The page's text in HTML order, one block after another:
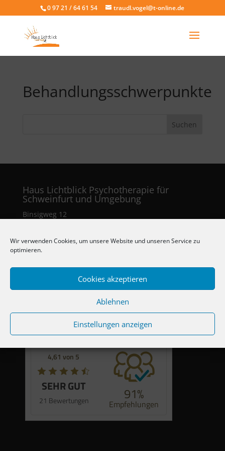
Wir verwenden Cookies, um unsere Website und unseren Service zu
optimieren.
Cookies akzeptieren
Ablehnen
Einstellungen anzeigen
0 97 21 / 64 61 54 traudl.vogel@t-online.de
Behandlungsschwerpunkte
Haus Lichtblick Psychotherapie für
Schweinfurt und Umgebung
Binsigweg 12
Telefon:
0 97 21 / 64 61 54
Mehr Infos
4,61 von 5
SEHR GUT
21 Bewertungen 91%
Empfehlungen